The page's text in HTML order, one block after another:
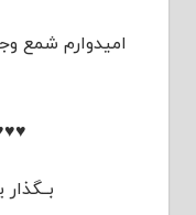
امیدوارم شمع